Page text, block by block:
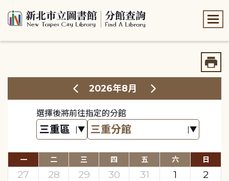
2026年8月
選擇後將前往指定的分館
一 二 三 四 五 六 日
27 28 29 30 31 1
2